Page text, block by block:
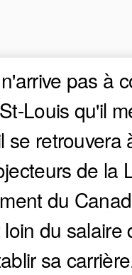
pas à
Louis qu'il
se retrouvera
de la
du
du salaire
sa